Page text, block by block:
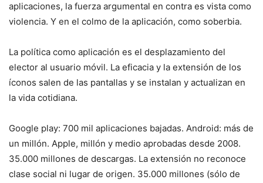
aplicaciones, la fuerza argumental en contra es vista como
violencia. Y en el colmo de la aplicación, como soberbia.
La política como aplicación es el desplazamiento del
elector al usuario móvil. La eficacia y la extensión de los
íconos salen de las pantallas y se instalan y actualizan en
la vida cotidiana.
Google play: 700 mil aplicaciones bajadas. Android: más de
un millón. Apple, millón y medio aprobadas desde 2008.
35.000 millones de descargas. La extensión no reconoce
clase social ni lugar de origen. 35.000 millones (sólo de